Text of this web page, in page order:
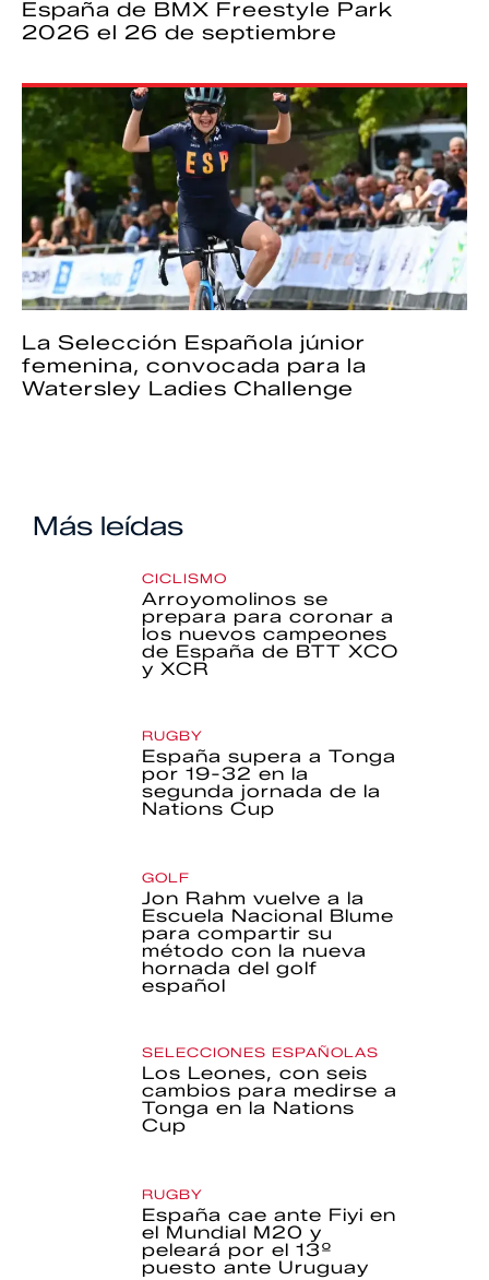
España de BMX Freestyle Park
2026 el 26 de septiembre
La Selección Española júnior
femenina, convocada para la
Watersley Ladies Challenge
Más leídas
CICLISMO
Arroyomolinos se
prepara para coronar a
los nuevos campeones
de España de BTT XCO
y XCR
RUGBY
España supera a Tonga
por 19-32 en la
segunda jornada de la
Nations Cup
GOLF
Jon Rahm vuelve a la
Escuela Nacional Blume
para compartir su
método con la nueva
hornada del golf
español
SELECCIONES ESPAÑOLAS
Los Leones, con seis
cambios para medirse a
Tonga en la Nations
Cup
RUGBY
España cae ante Fiyi en
el Mundial M20 y
peleará por el 13º
puesto ante Uruguay